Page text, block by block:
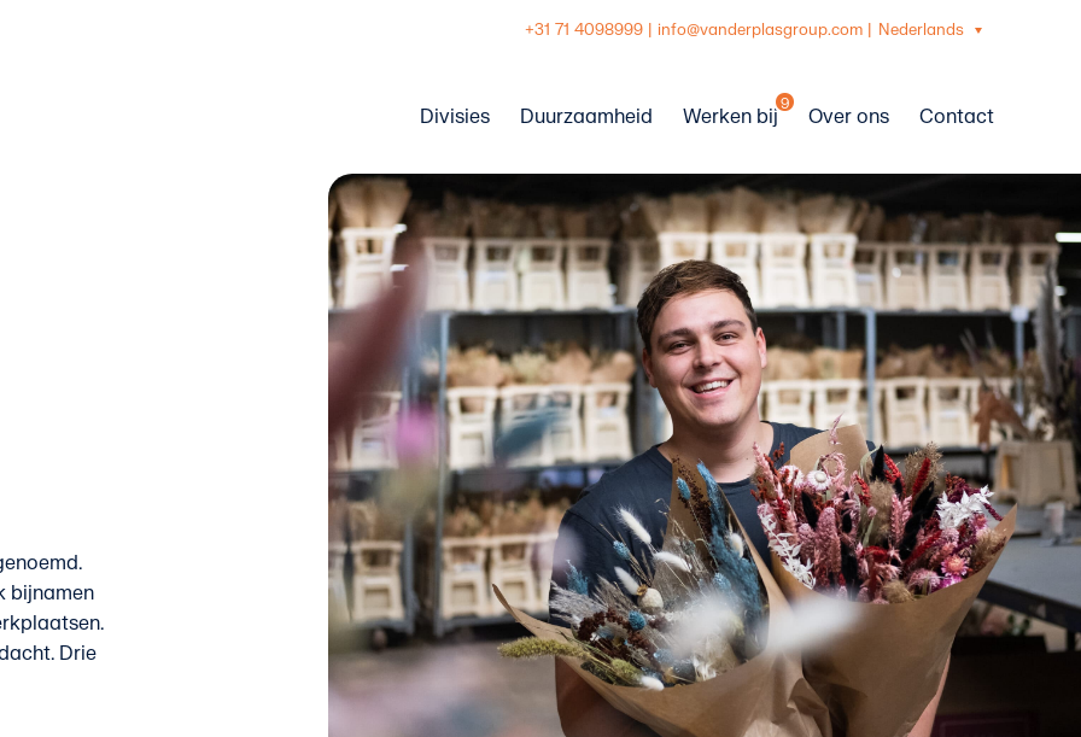
+31 71 4098999 info@vanderplasgroup.com Nederlands
Divisies Duurzaamheid Werken bij
9
Over ons Contact
bijnamen
Drie